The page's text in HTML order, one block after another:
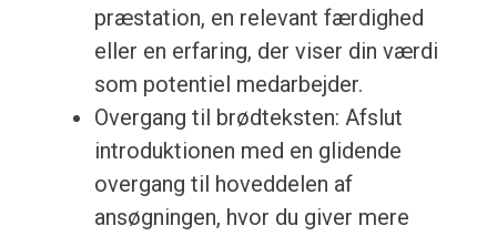
præstation, en relevant færdighed
eller en erfaring, der viser din værdi
som potentiel medarbejder.
Overgang til brødteksten: Afslut
introduktionen med en glidende
overgang til hoveddelen af
ansøgningen, hvor du giver mere